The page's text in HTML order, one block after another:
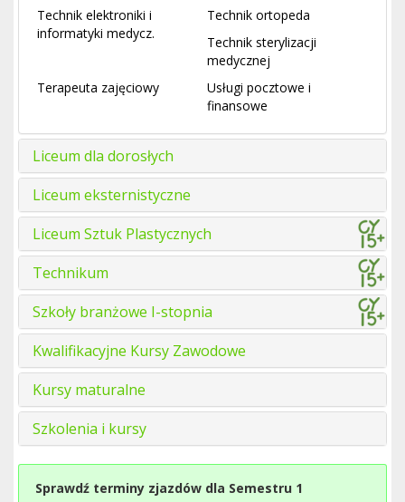
Technik elektroniki i
informatyki medycz.
Technik ortopeda
Technik sterylizacji
medycznej
Terapeuta zajęciowy
Usługi pocztowe i
finansowe
Liceum dla dorosłych
Liceum eksternistyczne
Liceum Sztuk Plastycznych
Technikum
Szkoły branżowe I-stopnia
Kwalifikacyjne Kursy Zawodowe
Kursy maturalne
Szkolenia i kursy
Sprawdź terminy zjazdów dla Semestru 1